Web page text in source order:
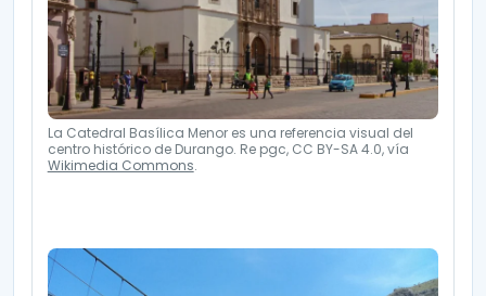
La Catedral Basílica Menor es una referencia visual del
centro histórico de Durango. Re pgc, CC BY-SA 4.0, vía
Wikimedia Commons.